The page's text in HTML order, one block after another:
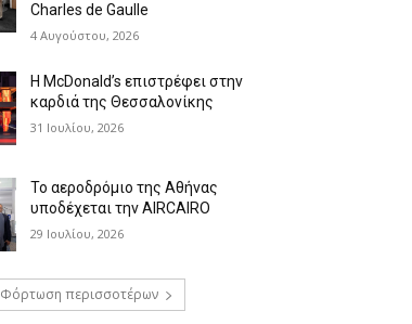
Charles de Gaulle
4 Αυγούστου, 2026
Η McDonald’s επιστρέφει στην
καρδιά της Θεσσαλονίκης
31 Ιουλίου, 2026
Το αεροδρόμιο της Αθήνας
υποδέχεται την AIRCAIRO
29 Ιουλίου, 2026
Φόρτωση περισσοτέρων